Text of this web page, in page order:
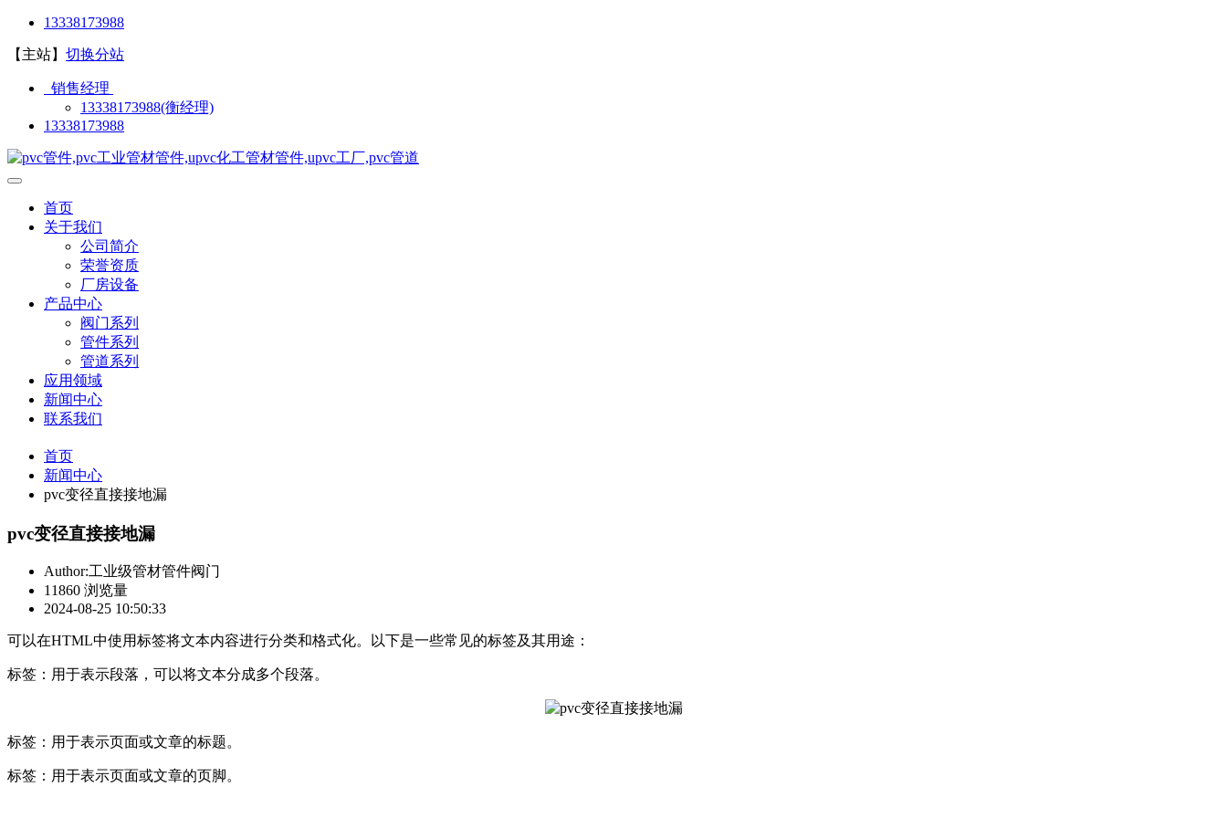
13338173988
【主站】 切换分站
销售经理
13338173988(衡经理)
13338173988
首页
关于我们
公司简介
荣誉资质
厂房设备
产品中心
阀门系列
管件系列
管道系列
应用领域
新闻中心
联系我们
首页
新闻中心
pvc变径直接接地漏
pvc变径直接接地漏
Author:工业级管材管件阀门
11860 浏览量
2024-08-25 10:50:33
可以在HTML中使用标签将文本内容进行分类和格式化。以下是一些常见的标签及其用途：
标签：用于表示段落，可以将文本分成多个段落。
标签：用于表示页面或文章的标题。
标签：用于表示页面或文章的页脚。